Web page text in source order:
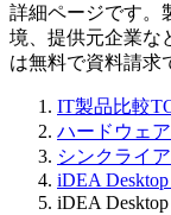
詳細ページです。
境、提供元企業な
は無料で資料請求
IT製品比較
ハードウェ
シンクライ
iDEA
iDEA